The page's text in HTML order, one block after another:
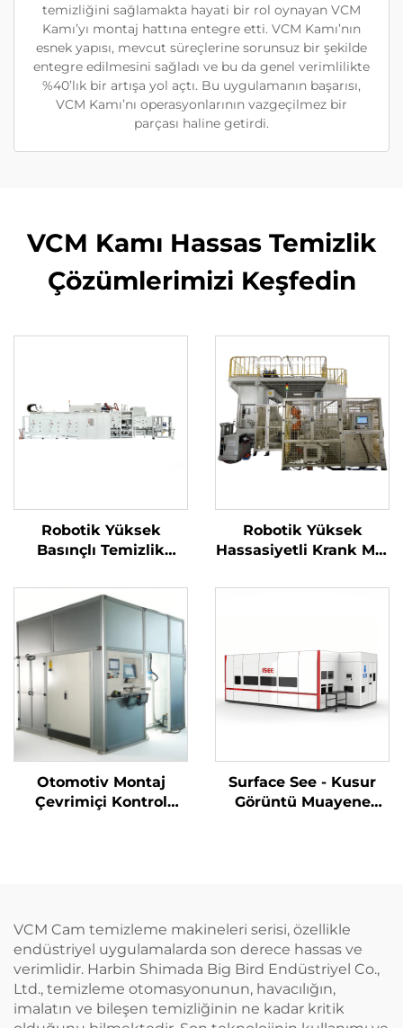
temizliğini sağlamakta hayati bir rol oynayan VCM
Kamı’yı montaj hattına entegre etti. VCM Kamı’nın
esnek yapısı, mevcut süreçlerine sorunsuz bir şekilde
entegre edilmesini sağladı ve bu da genel verimlilikte
%40’lık bir artışa yol açtı. Bu uygulamanın başarısı,
VCM Kamı’nı operasyonlarının vazgeçilmez bir
parçası haline getirdi.
VCM Kamı Hassas Temizlik
Çözümlerimizi Keşfedin
Robotik Yüksek
Basınçlı Temizlik
Robotik Yüksek
Hassasiyetli Krank Mili
Otomotiv Montaj
Çevrimiçi Kontrol
Surface See - Kusur
Görüntü Muayene
VCM Cam temizleme makineleri serisi, özellikle
endüstriyel uygulamalarda son derece hassas ve
verimlidir. Harbin Shimada Big Bird Endüstriyel Co.,
Ltd., temizleme otomasyonunun, havacılığın,
imalatın ve bileşen temizliğinin ne kadar kritik